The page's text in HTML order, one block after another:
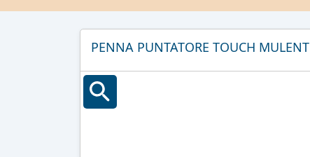
PENNA PUNTATORE TOUCH MULENT